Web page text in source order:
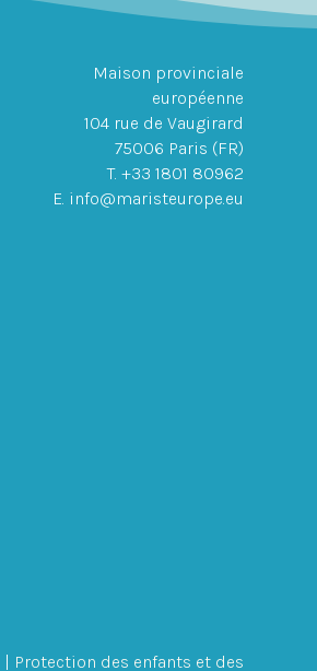
Maison provinciale
européenne
104 rue de Vaugirard
75006 Paris (FR)
T. +33 1801 80962
E. info@maristeurope.eu
Protection des enfants et des